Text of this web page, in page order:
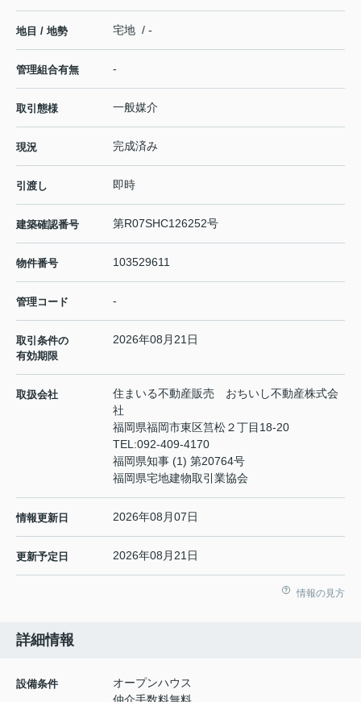
地目 / 地勢 宅地 / -
管理組合有無 -
取引態様 一般媒介
現況 完成済み
引渡し 即時
建築確認番号 第R07SHC126252号
物件番号 103529611
管理コード -
取引条件の
有効期限
2026年08月21日
取扱会社
住まいる不動産販売 おちいし不動産株式会
社
福岡県福岡市東区筥松２丁目18-20
TEL:092-409-4170
福岡県知事 (1) 第20764号
福岡県宅地建物取引業協会
情報更新日 2026年08月07日
更新予定日 2026年08月21日
情報の見方
詳細情報
設備条件
オープンハウス